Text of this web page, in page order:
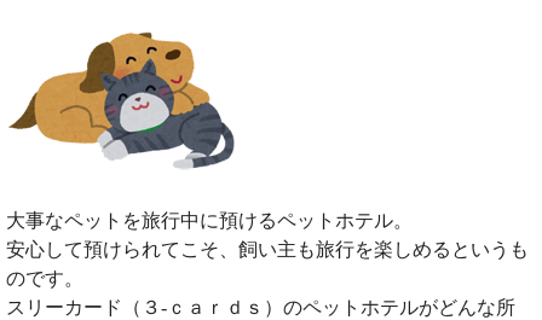
大事なペットを旅行中に預けるペットホテル。
安心して預けられてこそ、飼い主も旅行を楽しめるというも
のです。
スリーカード（３‐ｃａｒｄｓ）のペットホテルがどんな所